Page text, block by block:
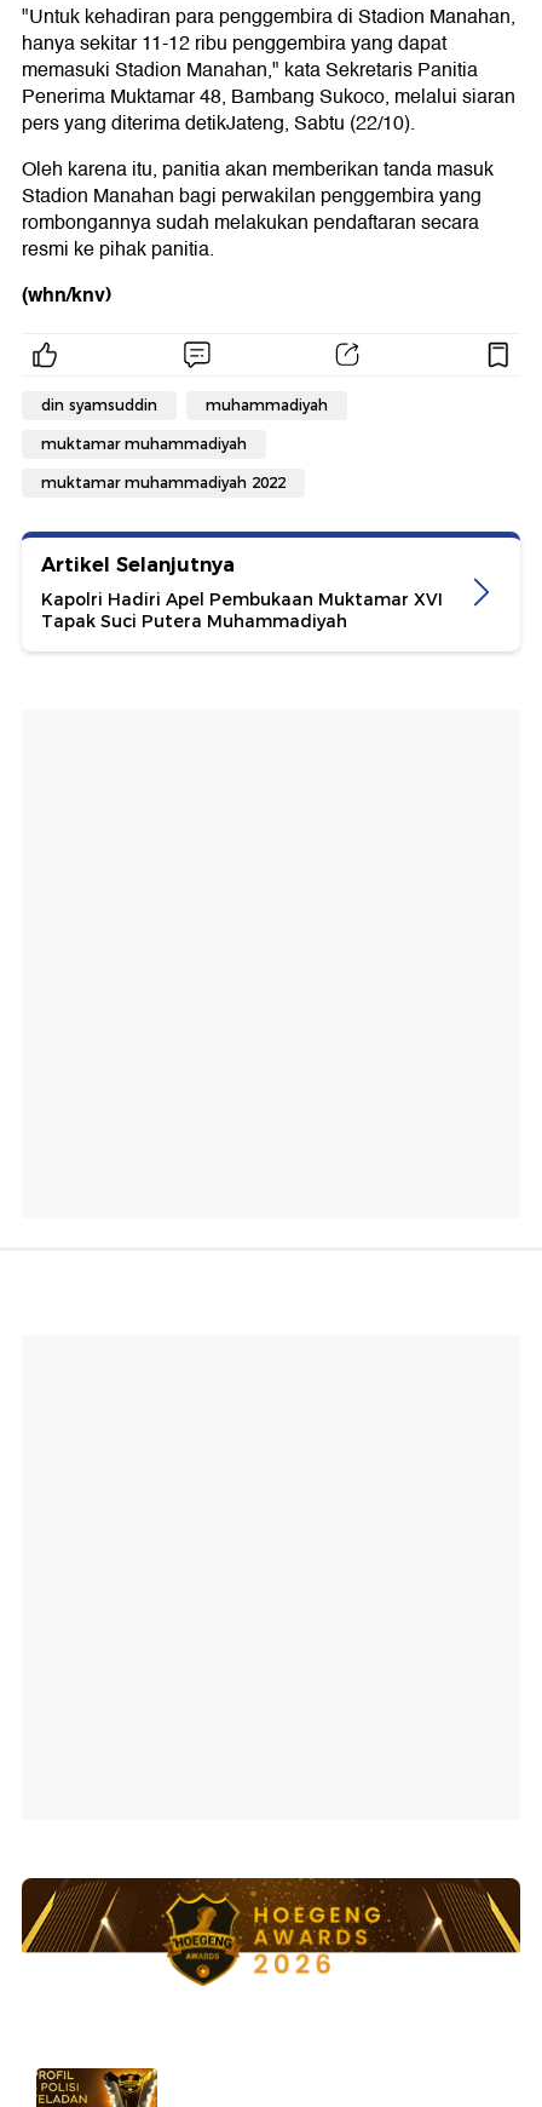
"Untuk kehadiran para penggembira di Stadion Manahan,
hanya sekitar 11-12 ribu penggembira yang dapat
memasuki Stadion Manahan," kata Sekretaris Panitia
Penerima Muktamar 48, Bambang Sukoco, melalui siaran
pers yang diterima detikJateng, Sabtu (22/10).
Oleh karena itu, panitia akan memberikan tanda masuk
Stadion Manahan bagi perwakilan penggembira yang
rombongannya sudah melakukan pendaftaran secara
resmi ke pihak panitia.
(whn/knv)
din syamsuddin muhammadiyah
muktamar muhammadiyah
muktamar muhammadiyah 2022
Artikel Selanjutnya
Kapolri Hadiri Apel Pembukaan Muktamar XVI
Tapak Suci Putera Muhammadiyah